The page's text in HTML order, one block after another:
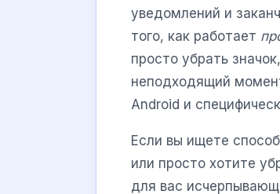
уведомлений и
того, как работает
просто убрать
неподходящий
Android и
Если вы ищете
или просто хотите
для вас